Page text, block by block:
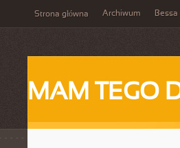
Strona główna Archiwum Bessa
MAM TEGO